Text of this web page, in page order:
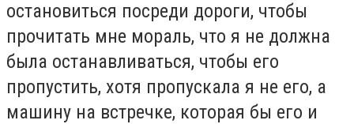
остановиться посреди дороги, чтобы
прочитать мне мораль, что я не должна
была останавливаться, чтобы его
пропустить, хотя пропускала я не его, а
машину на встречке, которая бы его и